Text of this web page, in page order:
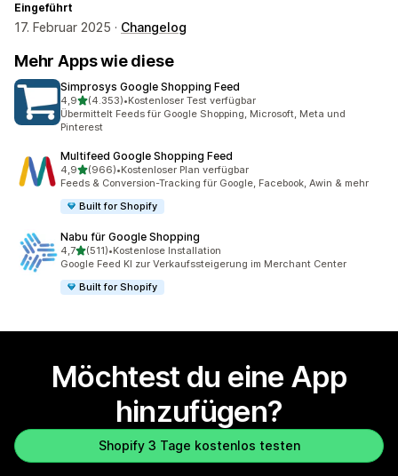
Eingeführt
17. Februar 2025 · Changelog
Mehr Apps wie diese
Simprosys Google Shopping Feed
4,9von 5 Sternen
(4.353)
4353 Rezensionen insgesamt
•Kostenloser Test verfügbar
Übermittelt Feeds für Google Shopping, Microsoft, Meta und
Pinterest
Multifeed Google Shopping Feed
4,9von 5 Sternen
(966)
966 Rezensionen insgesamt
•Kostenloser Plan verfügbar
Feeds & Conversion-Tracking für Google, Facebook, Awin & mehr
Built for Shopify
Nabu für Google Shopping
4,7von 5 Sternen
(511)
511 Rezensionen insgesamt
•Kostenlose Installation
Google Feed KI zur Verkaufssteigerung im Merchant Center
Built for Shopify
Möchtest du eine App
hinzufügen?
Shopify 3 Tage kostenlos testen